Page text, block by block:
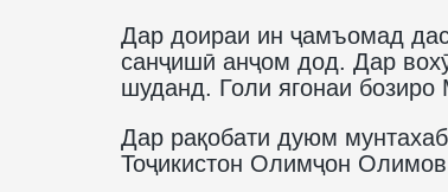
Дар доираи ин ҷамъомад
санҷишӣ анҷом дод. Дар
шуданд. Голи ягонаи
Дар рақобати дуюм
Тоҷикистон Олимҷон